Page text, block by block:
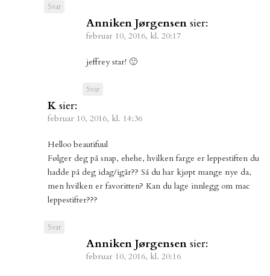
Svar
Anniken Jørgensen sier:
februar 10, 2016, kl. 20:17
jeffrey star! 🙂
Svar
K sier:
februar 10, 2016, kl. 14:36
Helloo beautifuul
Følger deg på snap, ehehe, hvilken farge er leppestiften du
hadde på deg idag/igår?? Så du har kjøpt mange nye da,
men hvilken er favoritten? Kan du lage innlegg om mac
leppestifter???
Svar
Anniken Jørgensen sier:
februar 10, 2016, kl. 20:16